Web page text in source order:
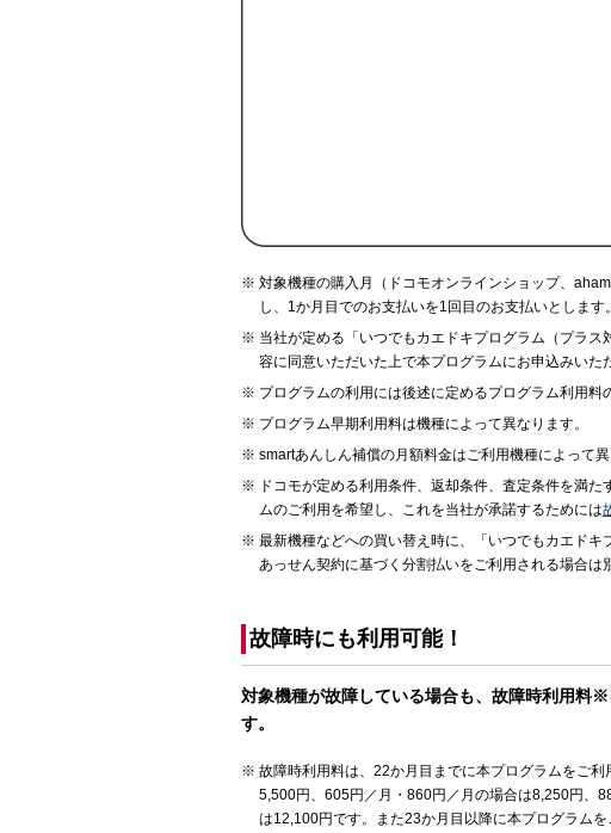
対象機種の購入月（ドコモオンラインショップ、
し、1か月目でのお支払いを1回目のお支払いとします。
当社が定める「いつでもカエドキプログラム（プラ
容に同意いただいた上で本プログラムにお申込みいた
プログラムの利用には後述に定めるプログラム利用料
プログラム早期利用料は機種によって異なります。
smartあんしん補償の月額料金はご利用機種によって異
ドコモが定める利用条件、返却条件、査定条件を満
ムのご利用を希望し、これを当社が承諾するためには
最新機種などへの買い替え時に、「いつでもカエド
あっせん契約に基づく分割払いをご利用される場合は
故障時にも利用可能！
対象機種が故障している場合も、故障時利用料
す。
故障時利用料は、22か月目までに本プログラムをご
5,500円、605円／月・860円／月の場合は8,250円、
は12,100円です。また23か月目以降に本プログラム